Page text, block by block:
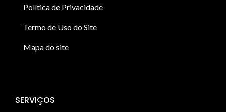
Política de Privacidade
Termo de Uso do Site
Mapa do site
SERVIÇOS